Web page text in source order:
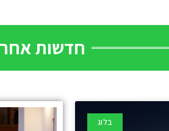
חדשות
בלוג